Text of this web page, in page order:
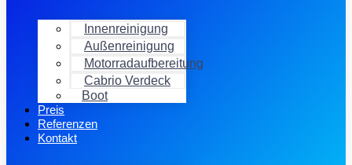
Innenreinigung
Außenreinigung
Motorradaufbereitung
Cabrio Verdeck
Boot
Preis
Referenzen
Kontakt